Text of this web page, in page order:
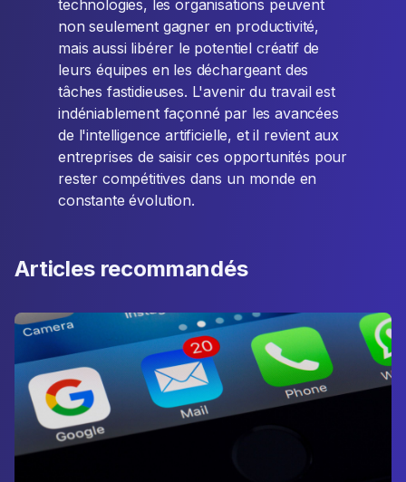
technologies, les organisations peuvent
non seulement gagner en productivité,
mais aussi libérer le potentiel créatif de
leurs équipes en les déchargeant des
tâches fastidieuses. L'avenir du travail est
indéniablement façonné par les avancées
de l'intelligence artificielle, et il revient aux
entreprises de saisir ces opportunités pour
rester compétitives dans un monde en
constante évolution.
Articles recommandés